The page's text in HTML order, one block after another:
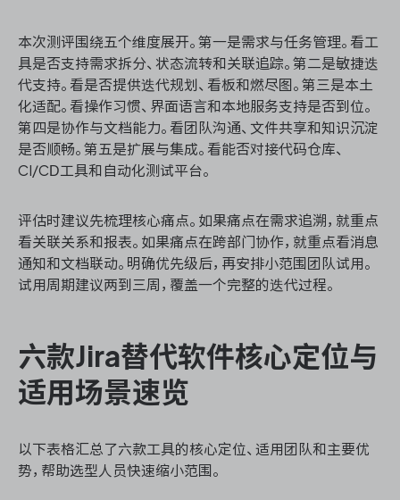
本次测评围绕五个维度展开。第一是需求与任务管理。看工
具是否支持需求拆分、状态流转和关联追踪。第二是敏捷迭
代支持。看是否提供迭代规划、看板和燃尽图。第三是本土
化适配。看操作习惯、界面语言和本地服务支持是否到位。
第四是协作与文档能力。看团队沟通、文件共享和知识沉淀
是否顺畅。第五是扩展与集成。看能否对接代码仓库、
CI/CD工具和自动化测试平台。
评估时建议先梳理核心痛点。如果痛点在需求追溯，就重点
看关联关系和报表。如果痛点在跨部门协作，就重点看消息
通知和文档联动。明确优先级后，再安排小范围团队试用。
试用周期建议两到三周，覆盖一个完整的迭代过程。
六款Jira替代软件核心定位与
适用场景速览
以下表格汇总了六款工具的核心定位、适用团队和主要优
势，帮助选型人员快速缩小范围。